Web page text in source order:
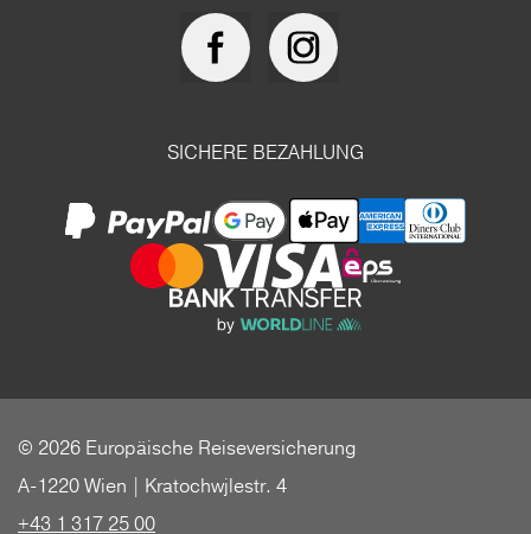
SICHERE BEZAHLUNG
© 2026 Europäische Reiseversicherung
A-1220 Wien | Kratochwjlestr. 4
+43 1 317 25 00